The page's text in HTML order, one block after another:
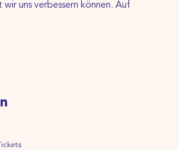
wir uns verbessern können. Auf